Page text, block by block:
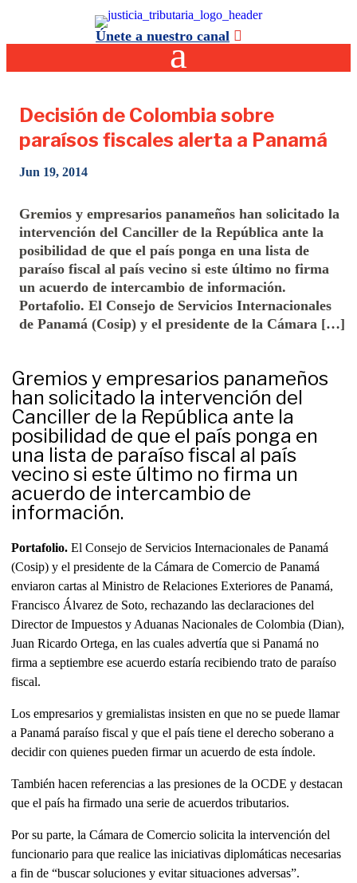
Únete a nuestro canal
Decisión de Colombia sobre
paraísos fiscales alerta a Panamá
Jun 19, 2014
Gremios y empresarios panameños han solicitado la
intervención del Canciller de la República ante la
posibilidad de que el país ponga en una lista de
paraíso fiscal al país vecino si este último no firma
un acuerdo de intercambio de información.
Portafolio. El Consejo de Servicios Internacionales
de Panamá (Cosip) y el presidente de la Cámara […]
Gremios y empresarios panameños
han solicitado la intervención del
Canciller de la República ante la
posibilidad de que el país ponga en
una lista de paraíso fiscal al país
vecino si este último no firma un
acuerdo de intercambio de
información.
Portafolio.El Consejo de Servicios Internacionales de Panamá
(Cosip) y el presidente de la Cámara de Comercio de Panamá
enviaron cartas al Ministro de Relaciones Exteriores de Panamá,
Francisco Álvarez de Soto, rechazando las declaraciones del
Director de Impuestos y Aduanas Nacionales de Colombia (Dian),
Juan Ricardo Ortega, en las cuales advertía que si Panamá no
firma a septiembre ese acuerdo estaría recibiendo trato de paraíso
fiscal.
Los empresarios y gremialistas insisten en que no se puede llamar
a Panamá paraíso fiscal y que el país tiene el derecho soberano a
decidir con quienes pueden firmar un acuerdo de esta índole.
También hacen referencias a las presiones de la OCDE y destacan
que el país ha firmado una serie de acuerdos tributarios.
Por su parte, la Cámara de Comercio solicita la intervención del
funcionario para que realice las iniciativas diplomáticas necesarias
a fin de “buscar soluciones y evitar situaciones adversas”.